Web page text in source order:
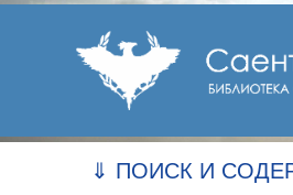
⇓ ПОИСК И